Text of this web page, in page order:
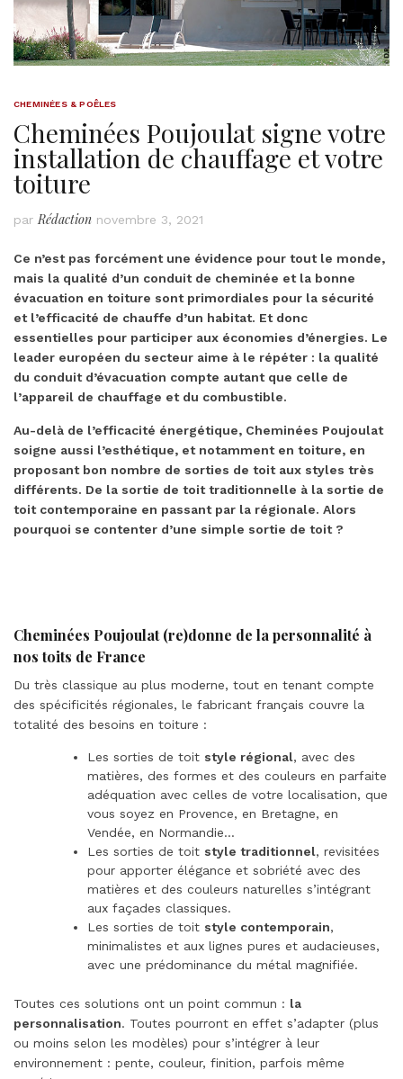
CHEMINÉES & POÊLES
Cheminées Poujoulat signe votre
installation de chauffage et votre
toiture
par Rédaction novembre 3, 2021
Ce n’est pas forcément une évidence pour tout le monde,
mais la qualité d’un conduit de cheminée et la bonne
évacuation en toiture sont primordiales pour la sécurité
et l’efficacité de chauffe d’un habitat. Et donc
essentielles pour participer aux économies d’énergies. Le
leader européen du secteur aime à le répéter : la qualité
du conduit d’évacuation compte autant que celle de
l’appareil de chauffage et du combustible.
Au-delà de l’efficacité énergétique, Cheminées Poujoulat
soigne aussi l’esthétique, et notamment en toiture, en
proposant bon nombre de sorties de toit aux styles très
différents. De la sortie de toit traditionnelle à la sortie de
toit contemporaine en passant par la régionale. Alors
pourquoi se contenter d’une simple sortie de toit ?
Cheminées Poujoulat (re)donne de la personnalité à
nos toits de France
Du très classique au plus moderne, tout en tenant compte
des spécificités régionales, le fabricant français couvre la
totalité des besoins en toiture :
Les sorties de toit style régional, avec des
matières, des formes et des couleurs en parfaite
adéquation avec celles de votre localisation, que
vous soyez en Provence, en Bretagne, en
Vendée, en Normandie…
Les sorties de toit style traditionnel, revisitées
pour apporter élégance et sobriété avec des
matières et des couleurs naturelles s’intégrant
aux façades classiques.
Les sorties de toit style contemporain,
minimalistes et aux lignes pures et audacieuses,
avec une prédominance du métal magnifiée.
Toutes ces solutions ont un point commun : la
personnalisation. Toutes pourront en effet s’adapter (plus
ou moins selon les modèles) pour s’intégrer à leur
environnement : pente, couleur, finition, parfois même